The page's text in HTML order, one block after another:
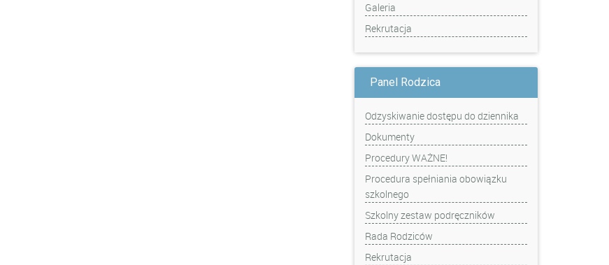
Galeria
Rekrutacja
Panel Rodzica
Odzyskiwanie dostępu do dziennika
Dokumenty
Procedury WAŻNE!
Procedura spełniania obowiązku
szkolnego
Szkolny zestaw podręczników
Rada Rodziców
Rekrutacja